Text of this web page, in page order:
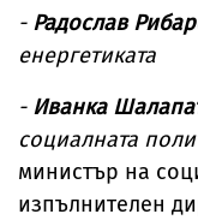
-Радослав
енергетиката
- Иванка
социалната
министър на
изпълнителен